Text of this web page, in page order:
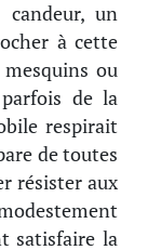
candeur, un
à cette
ou
de la
respirait
de toutes
résister aux
satisfaire la